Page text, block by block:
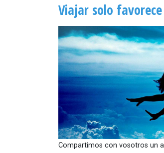
Viajar solo
Compartimos con vosotros un